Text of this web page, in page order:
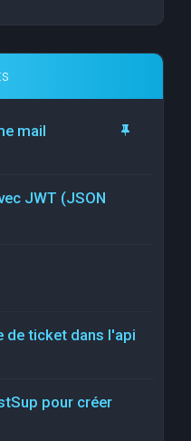
mail
JWT (JSON
de ticket dans l'api
pour créer